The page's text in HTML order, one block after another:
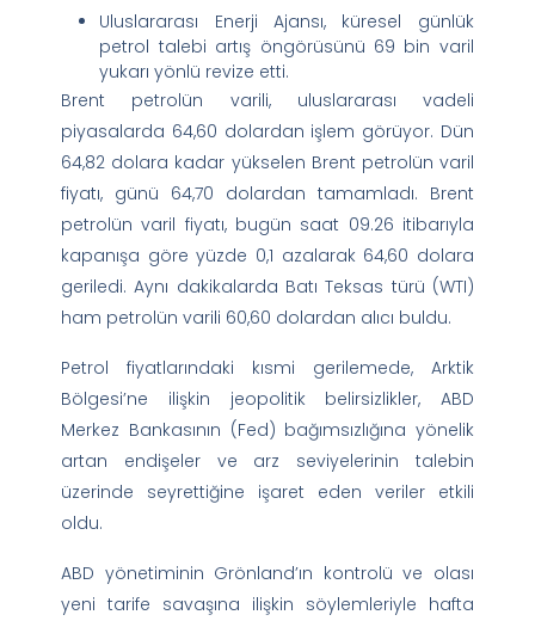
Uluslararası Enerji Ajansı, küresel günlük
petrol talebi artış öngörüsünü 69 bin varil
yukarı yönlü revize etti.
Brent petrolün varili, uluslararası vadeli
piyasalarda 64,60 dolardan işlem görüyor. Dün
64,82 dolara kadar yükselen Brent petrolün varil
fiyatı, günü 64,70 dolardan tamamladı. Brent
petrolün varil fiyatı, bugün saat 09.26 itibarıyla
kapanışa göre yüzde 0,1 azalarak 64,60 dolara
geriledi. Aynı dakikalarda Batı Teksas türü (WTI)
ham petrolün varili 60,60 dolardan alıcı buldu.
Petrol fiyatlarındaki kısmi gerilemede, Arktik
Bölgesi’ne ilişkin jeopolitik belirsizlikler, ABD
Merkez Bankasının (Fed) bağımsızlığına yönelik
artan endişeler ve arz seviyelerinin talebin
üzerinde seyrettiğine işaret eden veriler etkili
oldu.
ABD yönetiminin Grönland’ın kontrolü ve olası
yeni tarife savaşına ilişkin söylemleriyle hafta